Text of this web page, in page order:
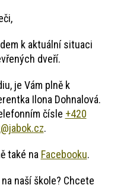
k aktuální situaci
dveří.
je Vám plně k
Ilona Dohnalová.
čísle +420
.
také na Facebooku.
naší škole? Chcete